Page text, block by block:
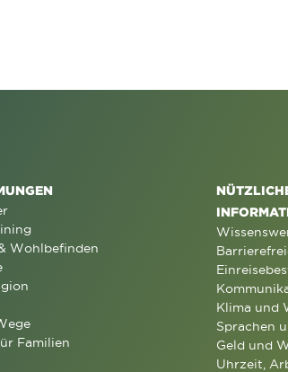
Wohlbefinden
Familien
Klima und
Sprachen
Geld und
Uhrzeit,